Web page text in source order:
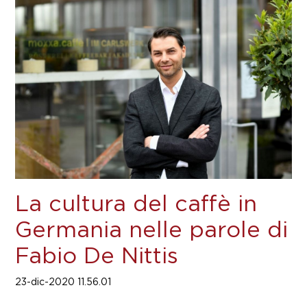
La cultura del caffè in
Germania nelle parole di
Fabio De Nittis
23-dic-2020 11.56.01